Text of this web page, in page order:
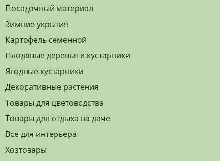
Посадочный материал
Зимние укрытия
Картофель семенной
Плодовые деревья и кустарники
Ягодные кустарники
Декоративные растения
Товары для цветоводства
Товары для отдыха на даче
Все для интерьера
Хозтовары